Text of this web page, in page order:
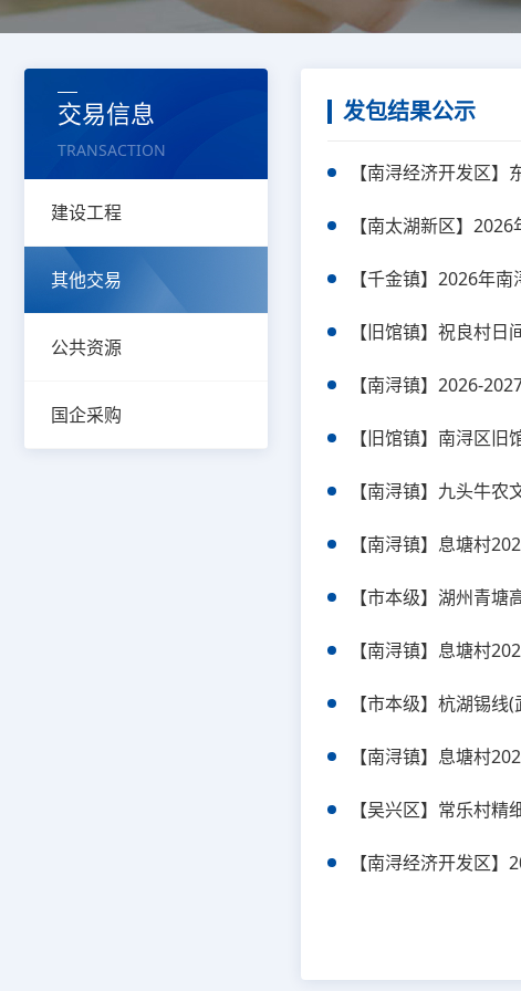
交易信息
TRANSACTION
INFORMATION
建设工程
其他交易
公共资源
国企采购
发包结果公示
【南浔经济开发区
【南太湖新区】
【千金镇】2026年
【旧馆镇】祝良村
【南浔镇】2026-
【旧馆镇】南浔区
【南浔镇】九头牛
【南浔镇】息塘村
【市本级】湖州青
【南浔镇】息塘村
【市本级】杭湖锡
【南浔镇】息塘村
【吴兴区】常乐村
【南浔经济开发区